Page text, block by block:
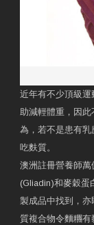
近年有不少頂級
助減輕體重，因
為，若不是患有
吃麩質。
澳洲註冊營養師萬
(Gliadin)和麥穀蛋
製成品中找到，
質複合物令麵糰有